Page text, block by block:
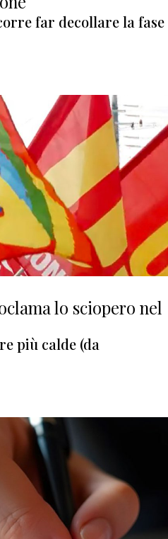
far decollare la fase
lo sciopero nel
più calde (da